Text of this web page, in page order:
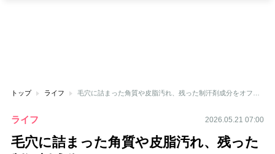
トップ ライフ
ライフ 2026.05.21 07:00
毛穴に詰まった角質や皮脂汚れ、残った